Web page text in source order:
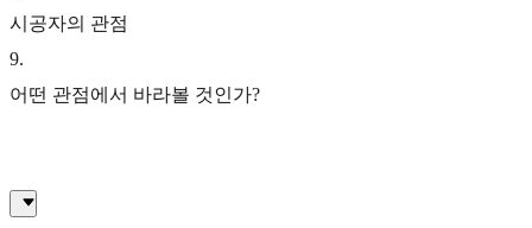
시공자의 관점
9.
어떤 관점에서 바라볼 것인가?